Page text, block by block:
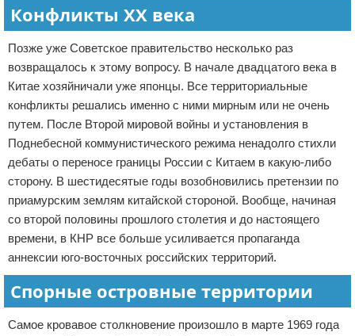
Конфликты XX века
Позже уже Советское правительство несколько раз
возвращалось к этому вопросу. В начале двадцатого века в
Китае хозяйничали уже японцы. Все территориальные
конфликты решались именно с ними мирным или не очень
путем. После Второй мировой войны и установления в
Поднебесной коммунистического режима ненадолго стихли
дебаты о переносе границы России с Китаем в какую-либо
сторону. В шестидесятые годы возобновились претензии по
приамурским землям китайской стороной. Вообще, начиная
со второй половины прошлого столетия и до настоящего
времени, в КНР все больше усиливается пропаганда
аннексии юго-восточных российских территорий.
Спорные островные территории
Самое кровавое столкновение произошло в марте 1969 года